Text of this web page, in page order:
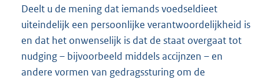
Deelt u de mening dat iemands voedseldieet
uiteindelijk een persoonlijke verantwoordelijkheid is
en dat het onwenselijk is dat de staat overgaat tot
nudging – bijvoorbeeld middels accijnzen – en
andere vormen van gedragssturing om de